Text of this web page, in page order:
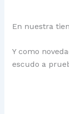
En nuestra
Y como
escudo a